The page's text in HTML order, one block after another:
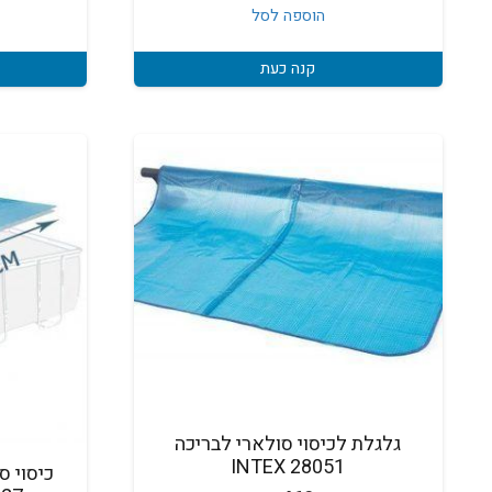
הוספה לסל
קנה כעת
גלגלת לכיסוי סולארי לבריכה
28051 INTEX